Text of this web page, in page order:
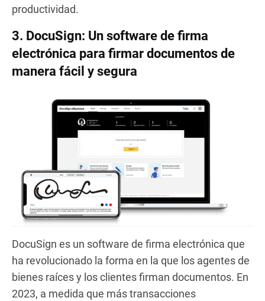
productividad.
3. DocuSign: Un software de firma
electrónica para firmar documentos de
manera fácil y segura
DocuSign es un software de firma electrónica que
ha revolucionado la forma en la que los agentes de
bienes raíces y los clientes firman documentos. En
2023, a medida que más transacciones